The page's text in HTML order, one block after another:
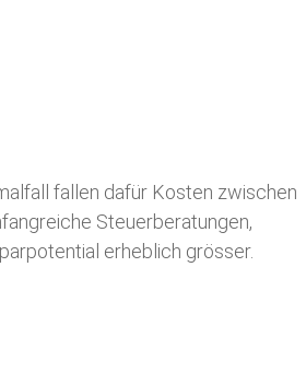
fallen dafür Kosten zwischen
Steuerberatungen,
erheblich grösser.